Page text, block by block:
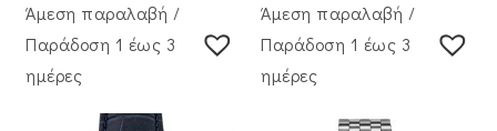
Άμεση παραλαβή /
Παράδoση 1 έως 3
ημέρες
Άμεση παραλαβή /
Παράδoση 1 έως 3
ημέρες